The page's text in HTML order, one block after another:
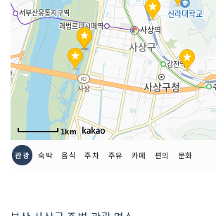
1km
관광 숙박 음식 주차 주유 카페 편의 문화